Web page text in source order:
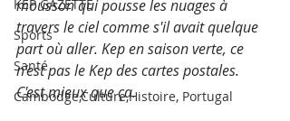
KEP GAZETTE
Sports
Santé
Cambodge,Culture,Histoire, Portugal
mousson qui pousse les nuages à
travers le ciel comme s'il avait quelque
part où aller. Kep en saison verte, ce
n'est pas le Kep des cartes postales.
C'est mieux que ça.